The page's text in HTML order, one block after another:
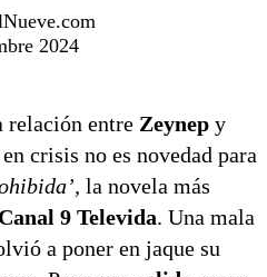
2024
relación entre Zeynep y
crisis no es novedad para
la novela más
Canal 9 Televida. Una mala
a poner en jaque su